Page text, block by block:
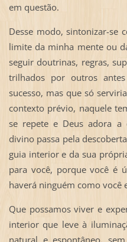
em questão.
Desse modo, sintonizar-se
limite da minha mente ou
seguir doutrinas, regras,
trilhados por outros
sucesso, mas que só
contexto prévio, naquele
se repete e Deus adora a
divino passa pela
guia interior e da sua
para você, porque você é
haverá ninguém como você
Que possamos viver e
interior que leve à
natural e espontâneo,